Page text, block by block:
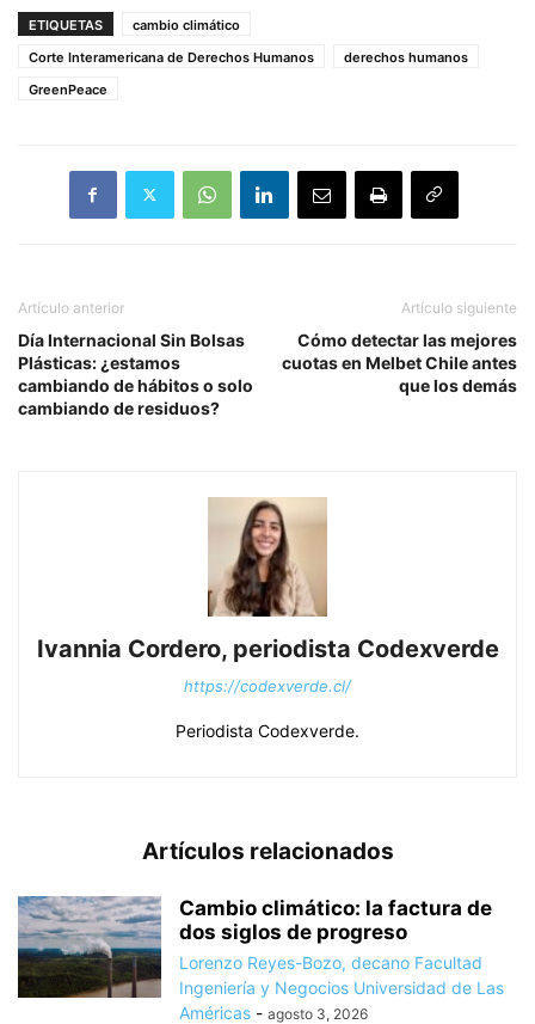
ETIQUETAS
cambio climático
Corte Interamericana de Derechos Humanos
derechos humanos
GreenPeace
Artículo anterior
Día Internacional Sin Bolsas
Plásticas: ¿estamos
cambiando de hábitos o solo
cambiando de residuos?
Artículo siguiente
Cómo detectar las mejores
cuotas en Melbet Chile antes
que los demás
Ivannia Cordero, periodista Codexverde
https://codexverde.cl/
Periodista Codexverde.
Artículos relacionados
Cambio climático: la factura de
dos siglos de progreso
Lorenzo Reyes-Bozo, decano Facultad
Ingeniería y Negocios Universidad de Las
Américas - agosto 3, 2026